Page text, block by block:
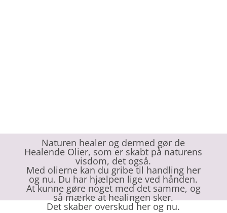
Naturen healer og dermed gør de
Healende Olier, som er skabt på naturens
visdom, det også.
Med olierne kan du gribe til handling her
og nu. Du har hjælpen lige ved hånden.
At kunne gøre noget med det samme, og
så mærke at healingen sker.
Det skaber overskud her og nu.